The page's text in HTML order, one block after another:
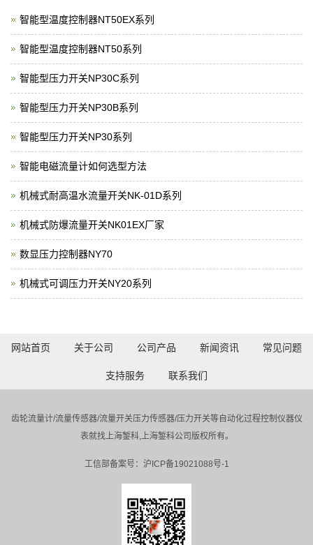
智能型温度控制器NT50EX系列
智能型温度控制器NT50系列
智能型压力开关NP30C系列
智能型压力开关NP30B系列
智能型压力开关NP30系列
智能电磁流量计如何选型方法
机械式耐高温水流量开关NK-01D系列
机械式防爆流量开关NK01EX厂家
数显压力控制器NY70
机械式可调压力开关NY20系列
网站首页 关于公司 公司产品 新闻资讯 常见问题
支持服务 联系我们
齿轮流量计/流量传感器/流量开关压力传感器/压力开关等自动化过程控制仪器仪
表就找上海錾科,上海錾科公司版权所有。
工信部备案号： 沪ICP备19021088号-1